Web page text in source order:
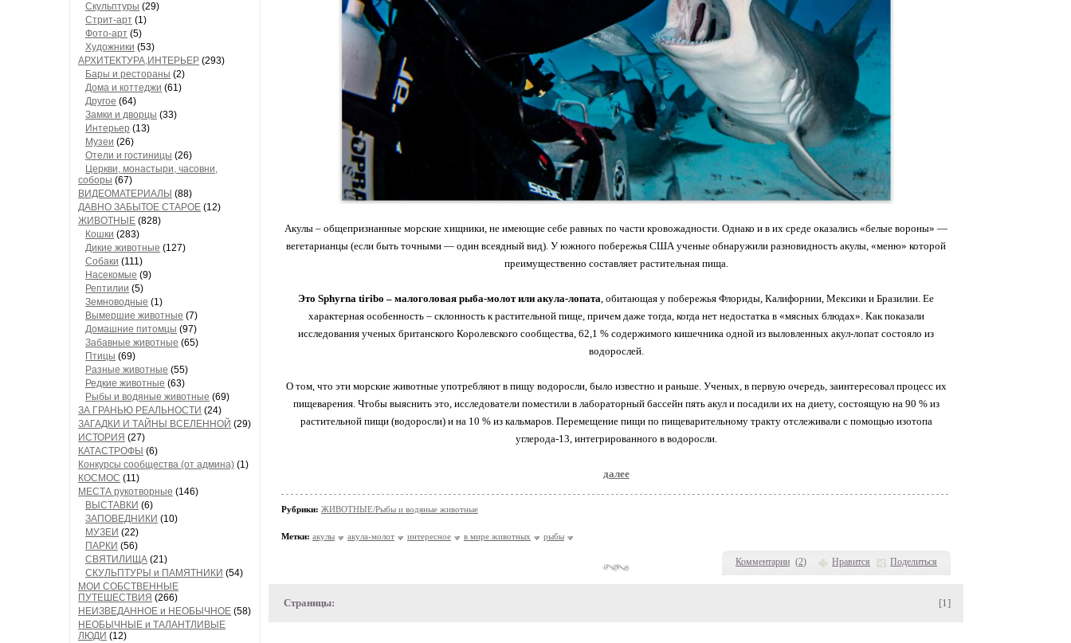
Скульптуры (29)
Стрит-арт (1)
Фото-арт (5)
Художники (53)
АРХИТЕКТУРА,ИНТЕРЬЕР (293)
Бары и рестораны (2)
Дома и коттеджи (61)
Другое (64)
Замки и дворцы (33)
Интерьер (13)
Музеи (26)
Отели и гостиницы (26)
Церкви, монастыри, часовни,
соборы (67)
ВИДЕОМАТЕРИАЛЫ (88)
ДАВНО ЗАБЫТОЕ СТАРОЕ (12)
ЖИВОТНЫЕ (828)
Кошки (283)
Дикие животные (127)
Собаки (111)
Насекомые (9)
Рептилии (5)
Земноводные (1)
Вымершие животные (7)
Домашние питомцы (97)
Забавные животные (65)
Птицы (69)
Разные животные (55)
Редкие животные (63)
Рыбы и водяные животные (69)
ЗА ГРАНЬЮ РЕАЛЬНОСТИ (24)
ЗАГАДКИ И ТАЙНЫ ВСЕЛЕННОЙ (29)
ИСТОРИЯ (27)
КАТАСТРОФЫ (6)
Конкурсы сообщества (от админа) (1)
КОСМОС (11)
МЕСТА рукотворные (146)
ВЫСТАВКИ (6)
ЗАПОВЕДНИКИ (10)
МУЗЕИ (22)
ПАРКИ (56)
СВЯТИЛИЩА (21)
СКУЛЬПТУРЫ и ПАМЯТНИКИ (54)
МОИ СОБСТВЕННЫЕ
ПУТЕШЕСТВИЯ (266)
НЕИЗВЕДАННОЕ и НЕОБЫЧНОЕ (58)
НЕОБЫЧНЫЕ и ТАЛАНТЛИВЫЕ
ЛЮДИ (12)
Комментарии (2) Нравится Поделиться
Акулы – общепризнанные морские хищники, не имеющие себе равных по части кровожадности. Однако и в их среде оказались «белые вороны» —
вегетарианцы (если быть точными — один всеядный вид). У южного побережья США ученые обнаружили разновидность акулы, «меню» которой
преимущественно составляет растительная пища.
Это Sphyrna tiribo – малоголовая рыба-молот или акула-лопата, обитающая у побережья Флориды, Калифорнии, Мексики и Бразилии. Ее
характерная особенность – склонность к растительной пище, причем даже тогда, когда нет недостатка в «мясных блюдах». Как показали
исследования ученых британского Королевского сообщества, 62,1 % содержимого кишечника одной из выловленных акул-лопат состояло из
водорослей.
О том, что эти морские животные употребляют в пищу водоросли, было известно и раньше. Ученых, в первую очередь, заинтересовал процесс их
пищеварения. Чтобы выяснить это, исследователи поместили в лабораторный бассейн пять акул и посадили их на диету, состоящую на 90 % из
растительной пищи (водоросли) и на 10 % из кальмаров. Перемещение пищи по пищеварительному тракту отслеживали с помощью изотопа
углерода-13, интегрированного в водоросли.
далее
Рубрики: ЖИВОТНЫЕ/Рыбы и водяные животные
Метки: акулы акула-молот интересное в мире животных рыбы
Страницы: [1]